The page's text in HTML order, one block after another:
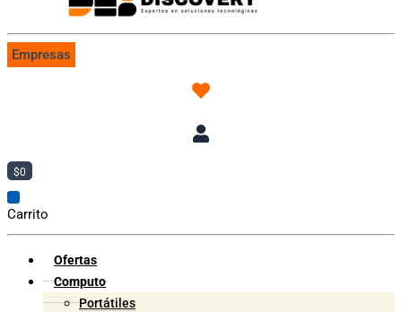
Empresas
$0
Carrito
Ofertas
Computo
Portátiles